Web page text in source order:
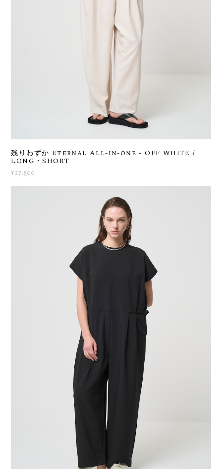
残りわずか Eternal All-in-one - OFF WHITE /
LONG・SHORT
¥27,500